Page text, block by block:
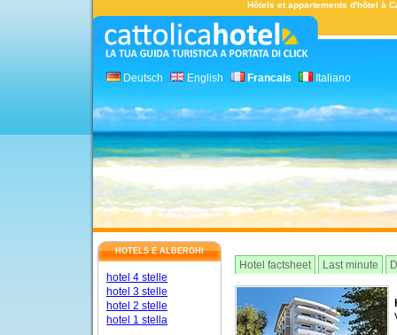
Hôtels et appartements d'hôtel à
Deutsch English Francais Italiano
HOTELS E ALBERGHI
hotel 4 stelle
hotel 3 stelle
hotel 2 stelle
hotel 1 stella
Hotel factsheet Last minute